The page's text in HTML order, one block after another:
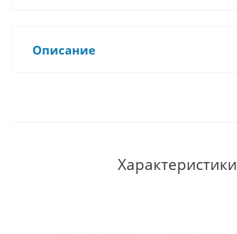
Описание
Характеристики